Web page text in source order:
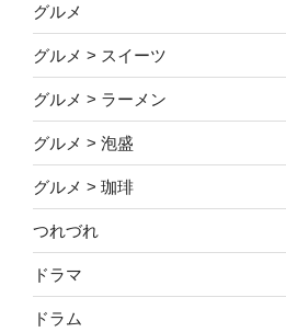
グルメ
グルメ > スイーツ
グルメ > ラーメン
グルメ > 泡盛
グルメ > 珈琲
つれづれ
ドラマ
ドラム